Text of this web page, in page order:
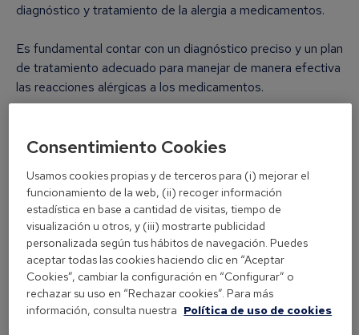
diagnóstico y tratamiento de la alergia a medicamentos.
Es fundamental contar con un diagnóstico preciso y un plan
de tratamiento adecuado para manejar de manera efectiva
las reacciones alérgicas a los medicamentos.
medicamentos
Historial clínico y
entrevista
Tu médico realizará una
entrevista exhaustiva para
recopilar información sobre
tu historial médico y los
medicamentos que has
Consentimiento Cookies
Usamos cookies propias y de terceros para (i) mejorar el
funcionamiento de la web, (ii) recoger información
estadística en base a cantidad de visitas, tiempo de
visualización u otros, y (iii) mostrarte publicidad
personalizada según tus hábitos de navegación. Puedes
aceptar todas las cookies haciendo clic en “Aceptar
Cookies”, cambiar la configuración en “Configurar” o
rechazar su uso en “Rechazar cookies”. Para más
información, consulta nuestra Política de uso de cookies